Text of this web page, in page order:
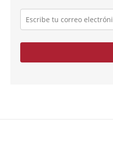
Escribe
tu
correo
electrónico...